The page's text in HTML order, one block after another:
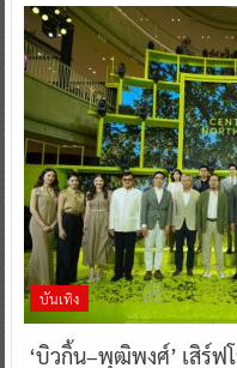
บันเทิง
‘บิวกิ้น–พุฒิพงศ์’ เสิร์ฟ